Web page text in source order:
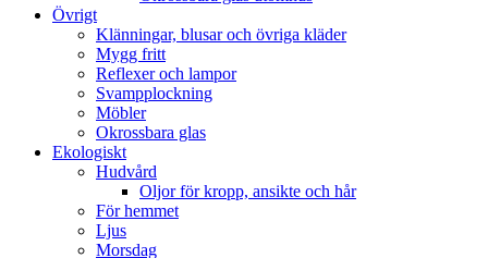
Övrigt
Klänningar, blusar och övriga kläder
Mygg fritt
Reflexer och lampor
Svampplockning
Möbler
Okrossbara glas
Ekologiskt
Hudvård
Oljor för kropp, ansikte och hår
För hemmet
Ljus
Morsdag